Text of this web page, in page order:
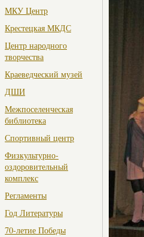
МКУ Центр
Крестецкая МКДС
Центр народного
творчества
Краеведческий музей
ДШИ
Межпоселенческая
библиотека
Спортивный центр
Физкультурно-
оздоровительный
комплекс
Регламенты
Год Литературы
70-летие Победы